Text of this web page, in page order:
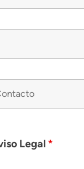
Legal *